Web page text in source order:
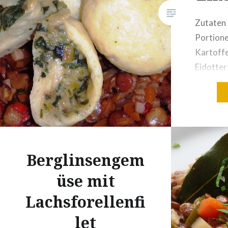
Zutaten
Eidotter
Sahne1
Berglinsengem
üse mit
Lachsforellenfi
let